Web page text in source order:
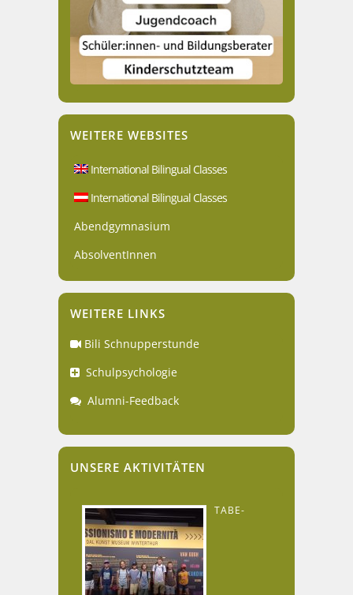
WEITERE WEBSITES
International Bilingual Classes
International Bilingual Classes
Abendgymnasium
AbsolventInnen
WEITERE LINKS
Bili Schnupperstunde
Schulpsychologie
Alumni-Feedback
UNSERE AKTIVITÄTEN
TABE-